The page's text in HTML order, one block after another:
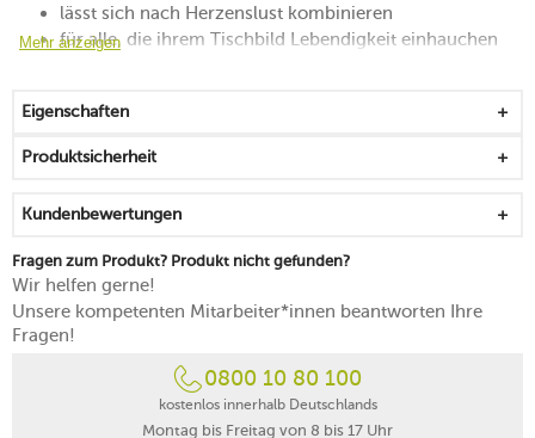
lässt sich nach Herzenslust kombinieren
für alle, die ihrem Tischbild Lebendigkeit einhauchen
mit einer abnehmbaren Hülle aus Silikon zum Schutz
vor zu hohen Temperaturen
trocknen lassen
nachdem beide Teile trocken sind, können sie wieder
zusammengefügt werden
Mehr anzeigen
Eigenschaften
Produktsicherheit
Kundenbewertungen
Fragen zum Produkt? Produkt nicht gefunden?
Wir helfen gerne!
Unsere kompetenten Mitarbeiter*innen beantworten Ihre
Fragen!
0800 10 80 100
kostenlos innerhalb Deutschlands
Montag bis Freitag von 8 bis 17 Uhr